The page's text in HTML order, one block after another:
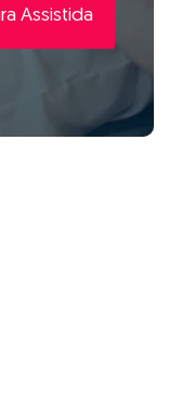
Assistida